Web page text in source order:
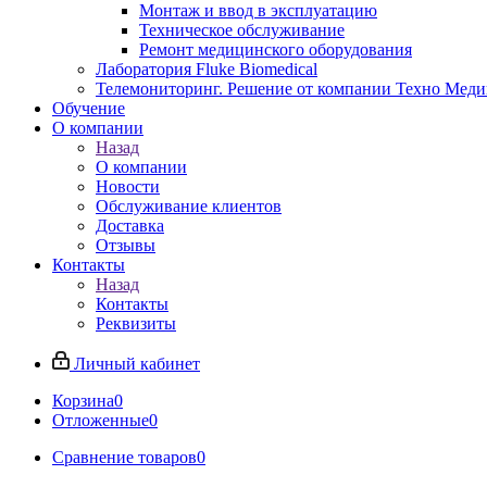
Монтаж и ввод в эксплуатацию
Техническое обслуживание
Ремонт медицинского оборудования
Лаборатория Fluke Biomedical
Телемониторинг. Решение от компании Техно
Обучение
О компании
Назад
О компании
Новости
Обслуживание клиентов
Доставка
Отзывы
Контакты
Назад
Контакты
Реквизиты
Личный кабинет
Корзина0
Отложенные0
Сравнение товаров0